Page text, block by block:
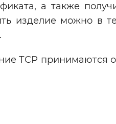
а также
изделие можно в
ТСР принимаются